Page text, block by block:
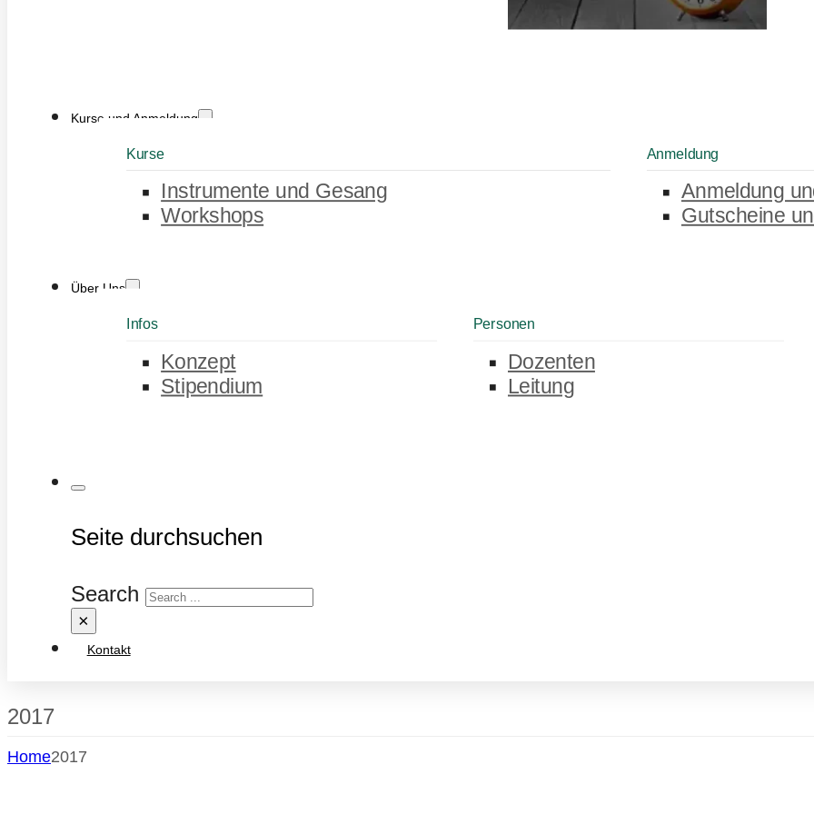
Kurse und Anmeldung
Kurse
Instrumente und Gesang
Workshops
Anmeldung
Anmeldung
Gutscheine
Über Uns
Infos
Konzept
Stipendium
Personen
Dozenten
Leitung
Seite durchsuchen
Search
×
Kontakt
2017
Home2017